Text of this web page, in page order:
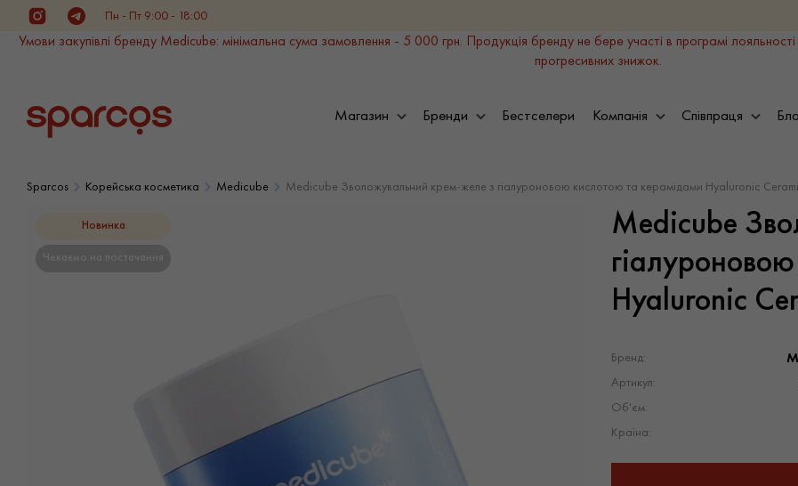
InstagramTelegramПн - Пт 9:00 - 18:00
Умови закупівлі бренду Medicube: мінімальна сума замовлення - 5 000 грн. Продукція бренду не бере участі в програмі
прогресивних знижок.
Магазин Бренди Бестселери Компанія Співпраця
Sparcos Корейська косметика Medicube Medicube Зволожувальний крем-желе з гіалуроновою кислотою та керамідами Hyaluronic
Новинка
Medicube
Hyaluronic
Бренд:
Артикул:
Об'єм:
Країна: